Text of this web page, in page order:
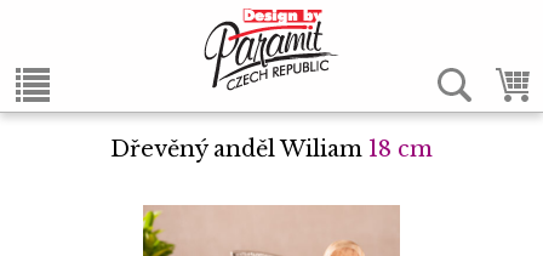
Dřevěný anděl Wiliam 18 cm